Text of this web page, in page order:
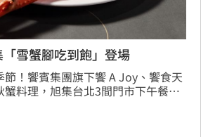
雪蟹腳吃到飽」登場
！饗賓集團旗下饗 A Joy、饗食天
蟹料理，旭集台北3間門市下午餐時
月底前旗下6大品牌勝政日式豬